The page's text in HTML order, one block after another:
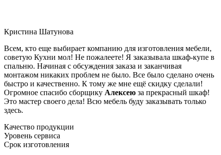
Кристина Шатунова
Всем, кто еще выбирает компанию для изготовления мебели,
советую Кухни мол! Не пожалеете! Я заказывала шкаф-купе в
спальню. Начиная с обсуждения заказа и заканчивая
монтажом никаких проблем не было. Все было сделано очень
быстро и качественно. К тому же мне ещё скидку сделали!
Огромное спасибо сборщику Алексею за прекрасный шкаф!
Это мастер своего дела! Всю мебель буду заказывать только
здесь.
Качество продукции
Уровень сервиса
Срок изготовления